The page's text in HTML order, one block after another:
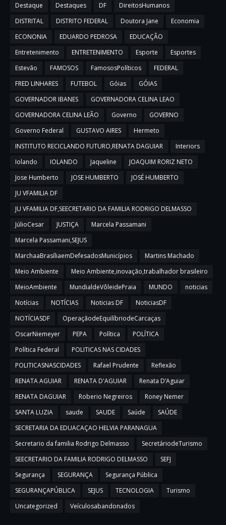
Destaque
Destaques DF
DireitosHumanos
DISTRITAL
DISTRITO FEDERAL Doutora Jane
Economia
ECONONIA
EDUARDO PEDROSA
EDUCAÇÃO
Entretenimento
ENTRETENIMENTO Esporte
Esportes
Estevão
FAMOSOS FamososPolíticos
FEDERAL
FRED LINHARES
FUTEBOL Góias
GÓIAS
GOVERNADOR IBANES
GOVERNADORA CELINA LEAO
GOVERNADORA CELINA LEÃO
Governo
GOVERNO
Governo Federal
GUSTAVO AIRES
Hermeto
INSTITUTO RECICLANDO FUTURO,RENATA DAGUIAR
Interiors
Iolando
IOLANDO Jaqueline
JOAQUIM RORIZ NETO
Jose Humberto
JOSE HUMBERTO
JOSÉ HUMBERTO
JU VFAMILIA DF
JU VFAMILIA DF,SEECRETARIO DA FAMILIA RODRIGO DELMASSO
JúlioCesar
JUSTIÇA
Marcela Passamani
Marcela Passamani,SEJUS
MarchaaBrasíliaemDefesadosMunicípios
Martins Machado
Meio Ambiente
Meio Ambiente,inovação,trabalhador brasileiro
MeioAmbiente
MundialdeVôleidePraia MUNDO
noticias
Notícias
NOTÍCIAS Noticias DF
NoticiasDF
NOTÍCIASDF
OperaçãodeEquilíbriodeCarcaças
OscarNiemeyer
PEPA Política
POLÍTICA
Política Federal
POLITICAS NAS CIDADES
POLITICASNASCIDADES
Rafael Prudente
Reflexão
RENATA AGUIAR
RENATA D'AGUIAR
Renata D’Aguiar
RENATA DAGUIAR
Roberio Negreiros
Roney Nemer
SANTA LUZIA
saude SAUDE Saúde
SAÚDE
SECRETARIA DA EDUACAÇAO HELVIA PARANAGUA
Secretario da familia Rodrigo Delmasso
SecretáriodeTurismo
SEECRETARIO DA FAMILIA RODRIGO DELMASSO
SEFJ
Segurança
SEGURANÇA
Segurança Pública
SEGURANÇAPÚBLICA
SEJUS TECNOLOGIA
Turismo
Uncategorized
Veículosabandonados